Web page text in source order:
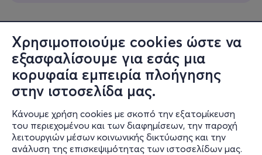
Χρησιμοποιούμε cookies ώστε να
εξασφαλίσουμε για εσάς μια
κορυφαία εμπειρία πλοήγησης
στην ιστοσελίδα μας.
Κάνουμε χρήση cookies με σκοπό την εξατομίκευση
του περιεχομένου και των διαφημίσεων, την παροχή
λειτουργιών μέσων κοινωνικής δικτύωσης και την
ανάλυση της επισκεψιμότητας των ιστοσελίδων μας.
Πληροφορίες
Υποστήριξη
Stay Connected